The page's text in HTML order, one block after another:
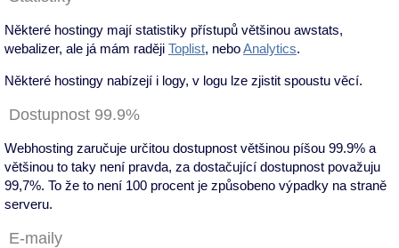
Některé hostingy mají statistiky přístupů většinou awstats,
webalizer, ale já mám raději Toplist, neboAnalytics.
Některé hostingy nabízejí i logy, v logu lze zjistit spoustu věcí.
Dostupnost 99.9%
Webhosting zaručuje určitou dostupnost většinou píšou 99.9% a
většinou to taky není pravda, za dostačující dostupnost považuju
99,7%. To že to není 100 procent je způsobeno výpadky na straně
serveru.
E-maily